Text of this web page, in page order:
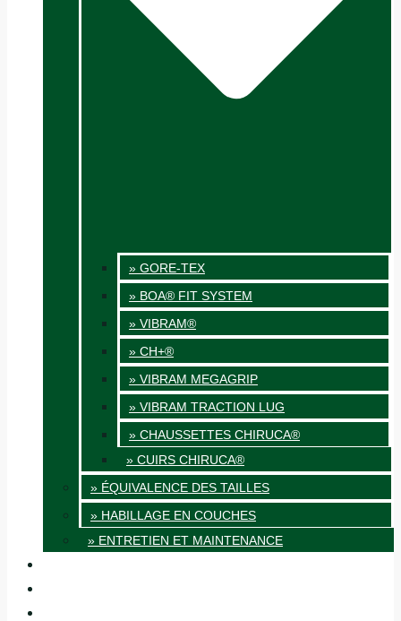
» GORE-TEX
» BOA® FIT SYSTEM
» VIBRAM®
» CH+®
» VIBRAM MEGAGRIP
» VIBRAM TRACTION LUG
» CHAUSSETTES CHIRUCA®
» CUIRS CHIRUCA®
» ÉQUIVALENCE DES TAILLES
» HABILLAGE EN COUCHES
» ENTRETIEN ET MAINTENANCE